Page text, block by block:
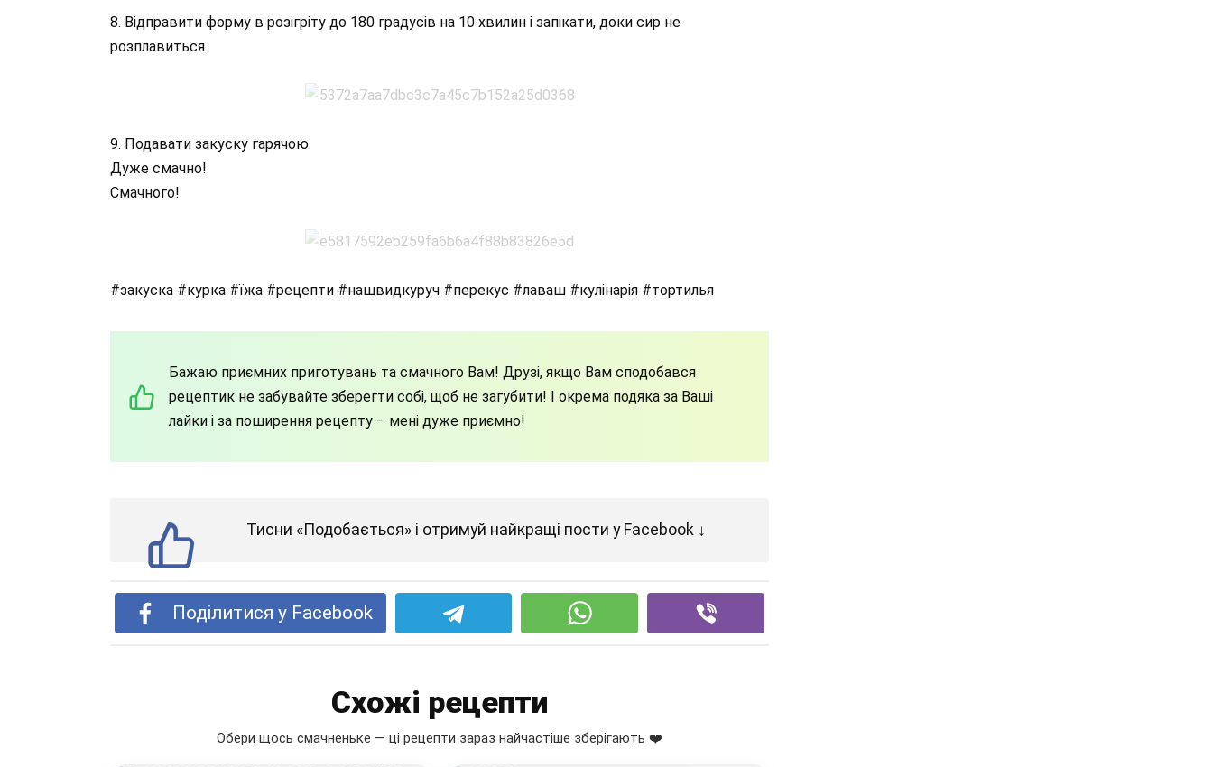
8. Відправити форму в розігріту до 180 градусів на 10 хвилин і запікати, доки сир не
розплавиться.
9. Подавати закуску гарячою.
Дуже смачно!
Смачного!
#закуска #курка #їжа #рецепти #нашвидкуруч #перекус #лаваш #кулінарія #тортилья
Бажаю приємних приготувань та смачного Вам! Друзі, якщо Вам сподобався
рецептик не забувайте зберегти собі, щоб не загубити! І окрема подяка за Ваші
лайки і за поширення рецепту – мені дуже приємно!
Тисни «Подобається» і отримуй найкращі пости у Facebook ↓
Поділитися у Facebook
Схожі рецепти
Обери щось смачненьке — ці рецепти зараз найчастіше зберігають ❤️